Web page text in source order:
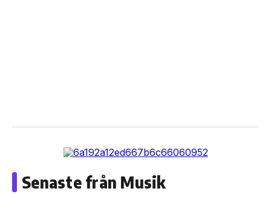
Senaste från Musik